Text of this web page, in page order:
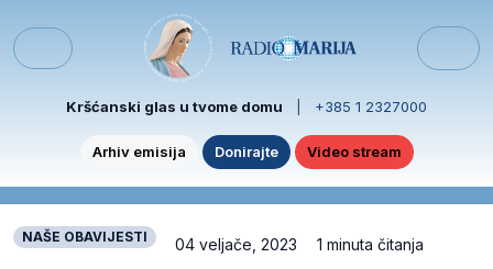
Menu
Kršćanski glas u tvome domu +385 1 2327000
Arhiv emisija Donirajte Video stream
NAŠE OBAVIJESTI 04 veljače, 2023 1 minuta čitanja